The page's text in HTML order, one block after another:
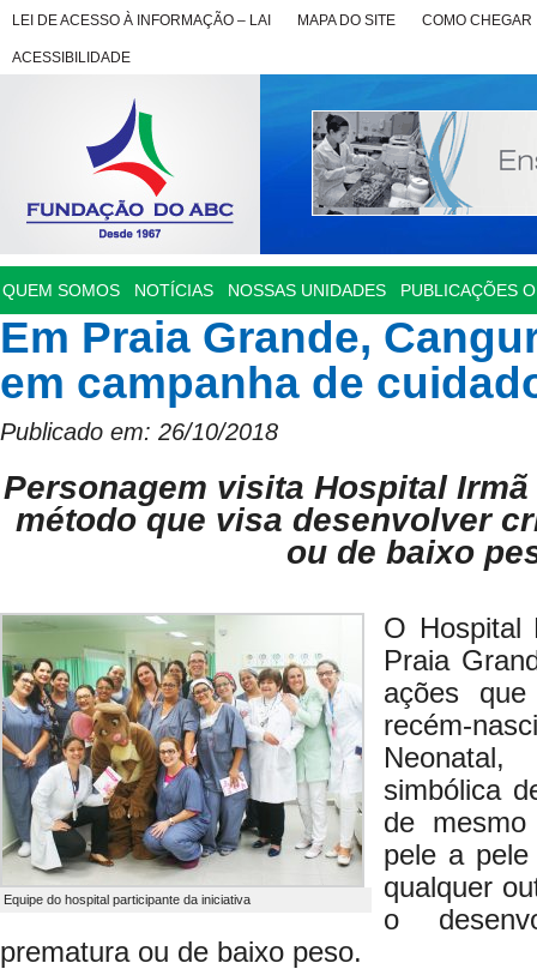
LEI DE ACESSO À INFORMAÇÃO – LAI MAPA DO SITE COMO CHEGAR
ACESSIBILIDADE
QUEM SOMOS NOTÍCIAS NOSSAS UNIDADES PUBLICAÇÕES
Em Praia Grande,
em campanha de
Publicado em: 26/10/2018
Personagem visita Hospital
método que visa desenvolver
ou de baixo
Equipe do hospital participante da iniciativa
O Hospital
Praia
ações
recém-
simbólica
de
pele a
qualquer
o
prematura ou de baixo peso.